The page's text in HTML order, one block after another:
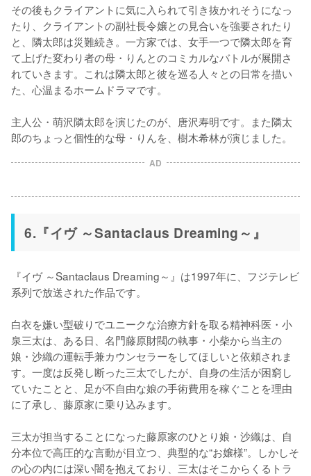
その後もクライアントに気に入られて引き抜かれそうになっ
たり、クライアントの副社長令嬢との見合いを強要されたり
と、隣太郎は災難続き。一方家では、女手一つで隣太郎を育
て上げた変わり者の母・りんとのコミカルなバトルが展開さ
れていきます。これは隣太郎と彼を巡る人々との日常を描い
た、心温まるホームドラマです。
主人公・萌沢隣太郎を演じたのが、唐沢寿明です。また隣太
郎のちょっと個性的な母・りんを、樹木希林が演じました。
AD
6.『イヴ ～Santaclaus Dreaming～』
『イヴ ～Santaclaus Dreaming～』は1997年に、フジテレビ
系列で放送された作品です。
白衣を嫌い型破りでユニークな治療方針を取る精神科医・小
泉三太は、ある日、名門藤原財閥の執事・小柴から当主の
娘・沙織の運転手兼カウンセラーをしてほしいと依頼されま
す。一度は反発し断った三太でしたが、自身の生活が困窮し
ていたことと、足が不自由な娘の手術費用を稼ぐことを理由
に了承し、藤原家に乗り込みます。
三太が担当することになった藤原家のひとり娘・沙織は、自
分本位で高圧的な言動が目立つ、典型的な“お嬢様”。しかしそ
の心の内には深い闇を抱えており、三太はそこからくるトラ